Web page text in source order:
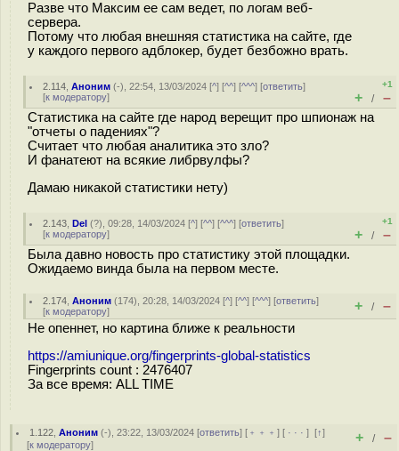
Разве что Максим ее сам ведет, по логам веб-
сервера.
Потому что любая внешняя статистика на сайте, где
у каждого первого адблокер, будет безбожно врать.
2.114 ,Аноним (-), 22:54, 13/03/2024 [^] [^^] [^^^] [ответить]
[к модератору]
+1
+ / –
Статистика на сайте где народ верещит про шпионаж на
"отчеты о падениях"?
Считает что любая аналитика это зло?
И фанатеют на всякие либрвулфы?
Дамаю никакой статистики нету)
2.143 ,Del (?), 09:28, 14/03/2024 [^] [^^] [^^^] [ответить]
[к модератору]
+1
+ / –
Была давно новость про статистику этой площадки.
Ожидаемо винда была на первом месте.
2.174 ,Аноним (174), 20:28, 14/03/2024 [^] [^^] [^^^] [ответить]
[к модератору] + / –
Не опеннет, но картина ближе к реальности
https://amiunique.org/fingerprints-global-statistics
Fingerprints count : 2476407
За все время: ALL TIME
1.122 ,Аноним (-), 23:22, 13/03/2024 [ответить] [ ﹢﹢﹢] [ · · ·][↑]
[к модератору] + / –